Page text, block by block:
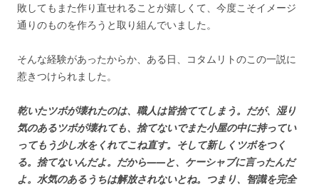
敗してもまた作り直せれることが嬉しくて、今度こそイメージ
通りのものを作ろうと取り組んでいました。
そんな経験があったからか、ある日、コタムリトのこの一説に
惹きつけられました。
乾いたツボが壊れたのは、職人は皆捨ててしまう。だが、湿り
気のあるツボが壊れても、捨てないでまた小屋の中に持ってい
ってもう少し水をくれてこね直す。そして新しくツボをつく
る。捨てないんだよ。だから——と、ケーシャブに言ったんだ
よ。水気のあるうちは解放されないとね。つまり、智識を完全